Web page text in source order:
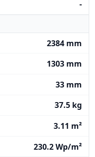
-
2384 mm
1303 mm
33 mm
37.5 kg
3.11 m²
230.2 Wp/m²